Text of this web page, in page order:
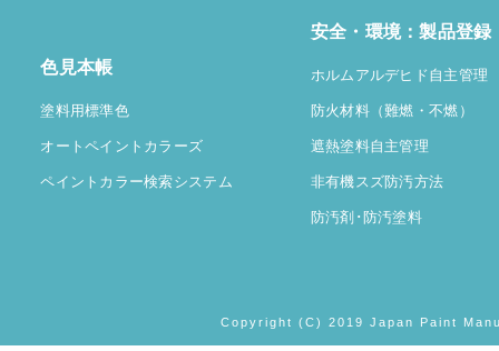
色見本帳
塗料用標準色
オートペイントカラーズ
ペイントカラー検索システム
安全・環境：製品登録
ホルムアルデヒド自主管理
防火材料（難燃・不燃）
遮熱塗料自主管理
非有機スズ防汚方法
防汚剤･防汚塗料
Copyright (C) 2019 Japan Paint